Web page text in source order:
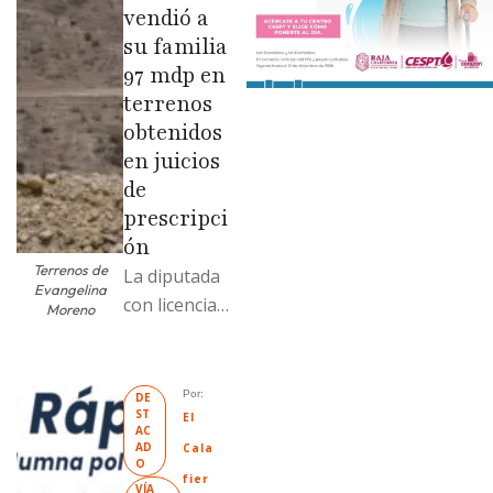
Terrenos de
Evangelina
Moreno
vendió a
su familia
97 mdp en
terrenos
obtenidos
en juicios
de
prescripci
ón
La diputada
con licencia
antecedente
s de
prescripción
positiva; uno
DE
ST
AC
AD
O
VÍA
Por:
El
Cala
fier